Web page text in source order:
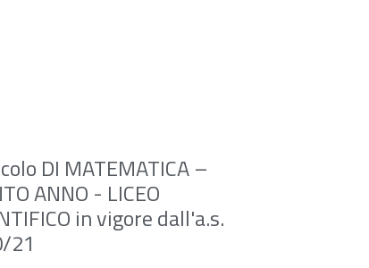
DI MATEMATICA –
ANNO - LICEO
in vigore dall'a.s.
21